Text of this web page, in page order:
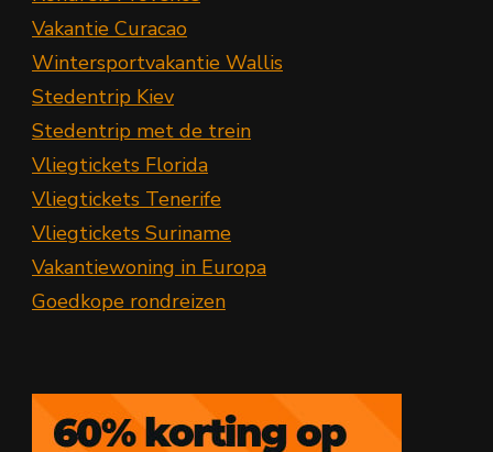
Vakantie Curacao
Wintersportvakantie Wallis
Stedentrip Kiev
Stedentrip met de trein
Vliegtickets Florida
Vliegtickets Tenerife
Vliegtickets Suriname
Vakantiewoning in Europa
Goedkope rondreizen